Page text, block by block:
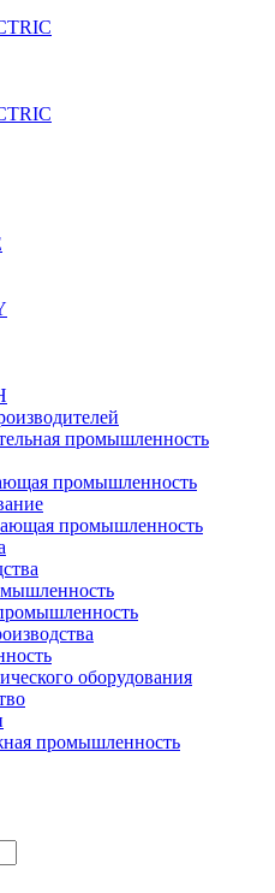
промышленность
промышленность
промышленность
оборудования
промышленность